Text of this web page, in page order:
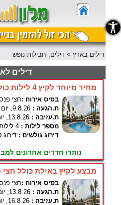
דילים בארץ > דילים, חבילות נופש
דילים
מחיר מיוחד לקיץ 4 לילות כולל חצי פנסיון
בסיס אירוח :חצי
ת.הגעה : 9.8.26, יום ראשון
ת.עזיבה : 13.8.26, יום חמישי
מספר לילות : 4 לילות
דירוג גולשים :
נותרו חדרים אחרונים
מבצע לקיץ באילת כולל חצי
בסיס אירוח :חצי
ת.הגעה : 13.8.26, יום חמישי
ת.עזיבה : 16.8.26, יום ראשון
נגישות